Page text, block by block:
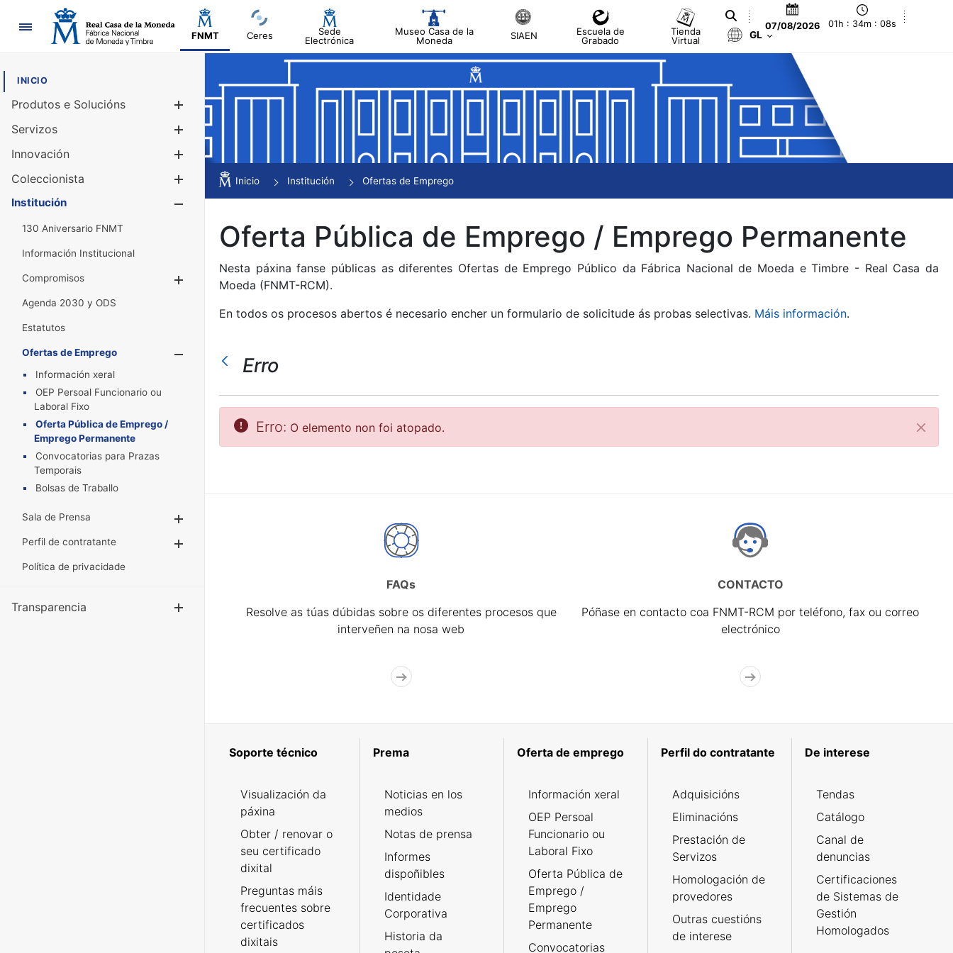
Navegación
FNMT Ceres
Sede
Electrónica
Museo Casa de la
Moneda
SIAEN
Escuela de
Grabado
Tienda
Virtual
07/08/2026 01h : 34m : 08s
GL
INICIO
Produtos e Solucións
Mostrar/Ocultar
Servizos
Innovación
Coleccionista
Mostrar/Ocultar
Institución
130 Aniversario FNMT
Información Institucional
Compromisos
Mostrar/Ocultar
Agenda 2030 y ODS
Estatutos
Ofertas de Emprego
Información xeral
OEP Persoal Funcionario ou
Laboral Fixo
Oferta Pública de Emprego /
Emprego Permanente
Convocatorias para Prazas
Temporais
Bolsas de Traballo
Sala de Prensa
Perfil de contratante
Política de privacidade
Transparencia Mostrar/Ocultar
Inicio Institución Ofertas de Emprego
Oferta Pública de Emprego / Emprego Permanente
Nesta páxina fanse públicas as diferentes Ofertas de Emprego Público da Fábrica Nacional de Moeda e Timbre - Real Casa da
Moeda (FNMT-RCM).
En todos os procesos abertos é necesario encher un formulario de solicitude ás probas selectivas. Máis información.
Erro
Erro: O elemento non foi atopado.
FAQs
Resolve as túas dúbidas sobre os diferentes procesos que
interveñen na nosa web
CONTACTO
Póñase en contacto coa FNMT-RCM por teléfono, fax ou correo
electrónico
Soporte técnico
Visualización da
páxina
Obter / renovar o
seu certificado
dixital
Preguntas máis
frecuentes sobre
certificados
dixitais
Prema
Noticias en los
medios
Notas de prensa
Informes
dispoñibles
Identidade
Corporativa
Historia da
Oferta de emprego
Información xeral
OEP Persoal
Funcionario ou
Laboral Fixo
Oferta Pública de
Emprego /
Emprego
Permanente
Convocatorias
Perfil do contratante
Adquisicións
Eliminacións
Prestación de
Servizos
Homologación de
provedores
Outras cuestións
de interese
De interese
Tendas
Catálogo
Canal de
denuncias
Certificaciones
de Sistemas de
Gestión
Homologados